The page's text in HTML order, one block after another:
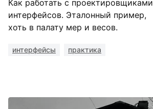
Как работать с проектировщиками
интерфейсов. Эталонный пример,
хоть в палату мер и весов.
интерфейсы практика